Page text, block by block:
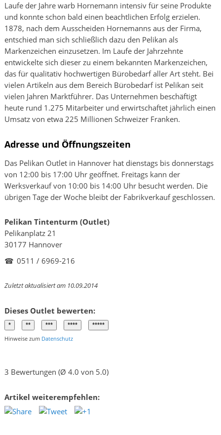
Laufe der Jahre warb Hornemann intensiv für seine Produkte
und konnte schon bald einen beachtlichen Erfolg erzielen.
1878, nach dem Ausscheiden Hornemanns aus der Firma,
entschied man sich schließlich dazu den Pelikan als
Markenzeichen einzusetzen. Im Laufe der Jahrzehnte
entwickelte sich dieser zu einem bekannten Markenzeichen,
das für qualitativ hochwertigen Bürobedarf aller Art steht. Bei
vielen Artikeln aus dem Bereich Bürobedarf ist Pelikan seit
vielen Jahren Marktführer. Das Unternehmen beschäftigt
heute rund 1.275 Mitarbeiter und erwirtschaftet jährlich einen
Umsatz von etwa 225 Millionen Schweizer Franken.
Adresse und Öffnungszeiten
Das Pelikan Outlet in Hannover hat dienstags bis donnerstags
von 12:00 bis 17:00 Uhr geöffnet. Freitags kann der
Werksverkauf von 10:00 bis 14:00 Uhr besucht werden. Die
übrigen Tage der Woche bleibt der Fabrikverkauf geschlossen.
Pelikan Tintenturm (Outlet)
Pelikanplatz 21
30177 Hannover
☎ 0511 / 6969-216
Zuletzt aktualisiert am 10.09.2014
Dieses Outlet bewerten:
Hinweise zum Datenschutz
3 Bewertungen (Ø 4.0 von 5.0)
Artikel weiterempfehlen: